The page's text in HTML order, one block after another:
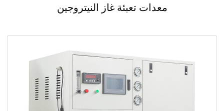
معدات تعبئة غاز النيتروجين